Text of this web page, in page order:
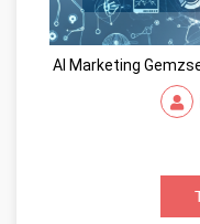
AI Marketing